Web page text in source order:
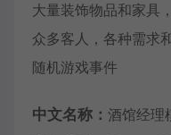
大量装饰物品和家具
众多客人，各种需求
随机游戏事件
中文名称： 酒馆经理